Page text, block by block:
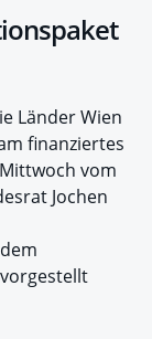
Länder Wien
finanziertes
vom
Jochen